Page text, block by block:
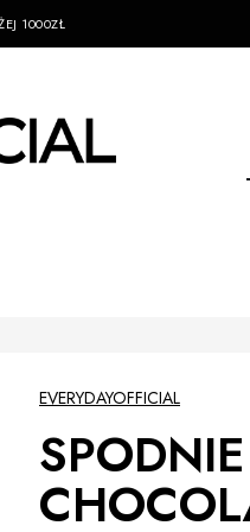
1000ZŁ
EVERYDAYOFFICIAL